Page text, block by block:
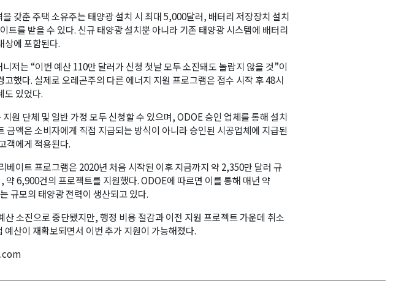
갖춘 주택 소유주는 태양광 설치 시 최대 5,000달러, 배터리 저장장치 설치
트를 받을 수 있다. 신규 태양광 설치뿐 아니라 기존 태양광 시스템에 배터리
상에 포함된다.
저는 “이번 예산 110만 달러가 신청 첫날 모두 소진돼도 놀랍지 않을 것”이
고했다. 실제로 오레곤주의 다른 에너지 지원 프로그램은 접수 시작 후 48시
도 있었다.
원 단체 및 일반 가정 모두 신청할 수 있으며, ODOE 승인 업체를 통해 설치
금액은 소비자에게 직접 지급되는 방식이 아니라 승인된 시공업체에 지급된
객에게 적용된다.
베이트 프로그램은 2020년 처음 시작된 이후 지금까지 약 2,350만 달러 규
약 6,900건의 프로젝트를 지원했다. ODOE에 따르면 이를 통해 매년 약
규모의 태양광 전력이 생산되고 있다.
산 소진으로 중단됐지만, 행정 비용 절감과 이전 지원 프로젝트 가운데 취소
예산이 재확보되면서 이번 추가 지원이 가능해졌다.